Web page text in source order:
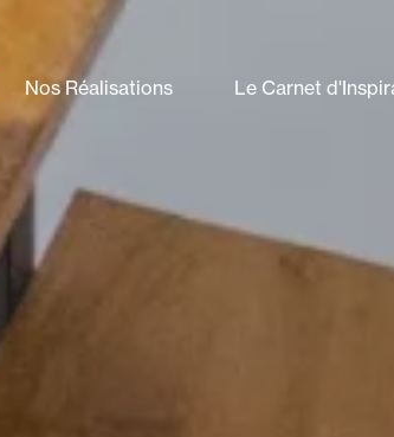
Nos Réalisations Le Carnet